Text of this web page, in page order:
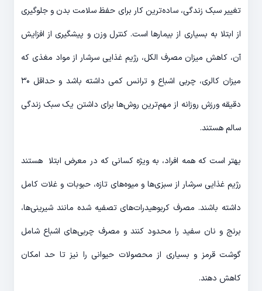
تغییر سبک زندگی، ساده­‌ترین کار برای حفظ سلامت بدن و جلوگیری
از ابتلا به بسیاری از بیمار­ها است. کنترل وزن و پیشگیری از افزایش
آن، کاهش میزان مصرف الکل، رژیم غذایی سرشار از مواد مغذی که
میزان کالری، چربی اشباع و ترانس کمی داشته باشد و حداقل ۳۰
دقیقه ورزش روزانه از مهم­‌ترین روش‌­ها برای داشتن یک سبک زندگی
سالم هستند.
بهتر است که همه افراد، به ویژه کسانی که در معرض ابتلا هستند
رژیم غذایی سرشار از سبزی­‌ها و میوه‌­های تازه، حبوبات و غلات کامل
داشته باشند. مصرف کربوهیدرات‌­های تصفیه شده مانند شیرینی­‌ها،
برنج و نان سفید را محدود کنند و مصرف چربی­‌های اشباع شامل
گوشت قرمز و بسیاری از محصولات حیوانی را نیز تا حد امکان
کاهش دهند.